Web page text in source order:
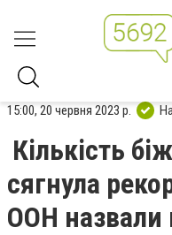
15:00, 20 червня 2023 р.
Кількість
сягнула
ООН назвали